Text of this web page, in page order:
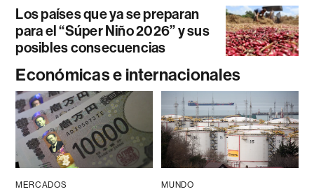
Los países que ya se preparan
para el “Súper Niño 2026” y sus
posibles consecuencias
Económicas e internacionales
MERCADOS MUNDO